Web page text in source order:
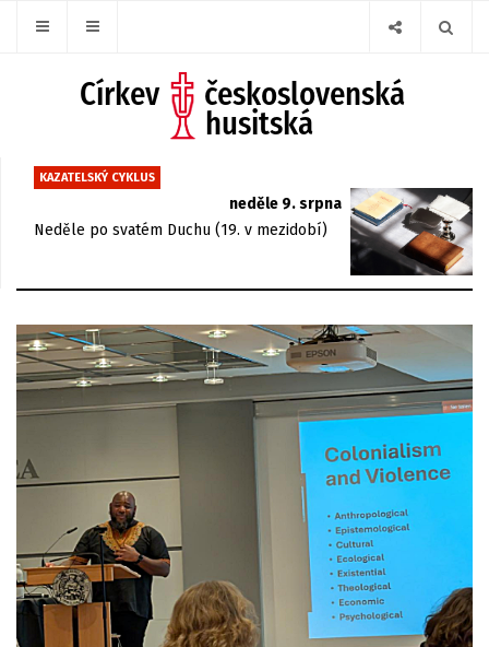
KAZATELSKÝ CYKLUS
neděle 9. srpna
Neděle po svatém Duchu (19. v mezidobí)